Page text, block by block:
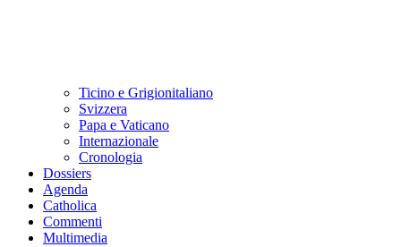
Ticino e Grigionitaliano
Svizzera
Papa e Vaticano
Internazionale
Cronologia
Dossiers
Agenda
Catholica
Commenti
Multimedia